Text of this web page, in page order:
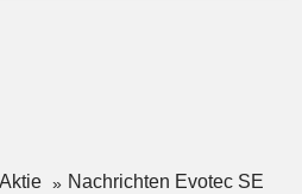
Nachrichten Evotec SE